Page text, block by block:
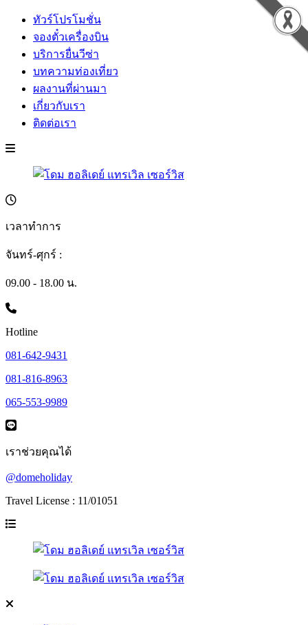
ทัวร์โปรโมชั่น
จองตั๋วเครื่องบิน
บริการยื่นวีซ่า
บทความท่องเที่ยว
ผลงานที่ผ่านมา
เกี่ยวกับเรา
ติดต่อเรา
เวลาทำการ
จันทร์-ศุกร์ :
09.00 - 18.00 น.
Hotline
081-642-9431
081-816-8963
065-553-9989
เราช่วยคุณได้
@domeholiday
Travel License : 11/01051